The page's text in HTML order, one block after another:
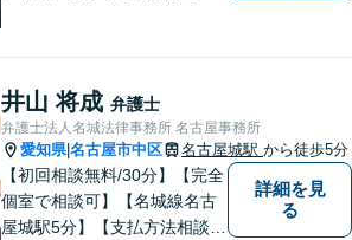
は、一度ご相談ください。
【当日・休日・夜間相談可】
井山 将成 弁護士
弁護士法人名城法律事務所 名古屋事務所
愛知県|名古屋市中区 名古屋城駅 から徒歩5分
【初回相談無料/30分】【完全
個室で相談可】【名城線名古
屋城駅5分】【支払方法相談
詳細を見
る